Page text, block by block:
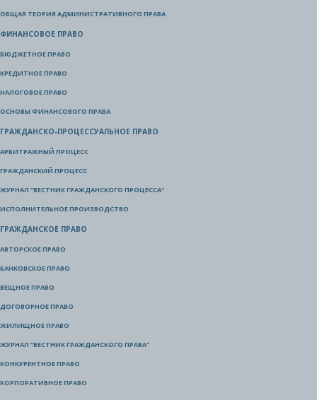
ОБЩАЯ ТЕОРИЯ АДМИНИСТРАТИВНОГО ПРАВА
ФИНАНСОВОЕ ПРАВО
БЮДЖЕТНОЕ ПРАВО
КРЕДИТНОЕ ПРАВО
НАЛОГОВОЕ ПРАВО
ОСНОВЫ ФИНАНСОВОГО ПРАВА
ГРАЖДАНСКО-ПРОЦЕССУАЛЬНОЕ ПРАВО
АРБИТРАЖНЫЙ ПРОЦЕСС
ГРАЖДАНСКИЙ ПРОЦЕСС
ЖУРНАЛ "ВЕСТНИК ГРАЖДАНСКОГО ПРОЦЕССА"
ИСПОЛНИТЕЛЬНОЕ ПРОИЗВОДСТВО
ГРАЖДАНСКОЕ ПРАВО
АВТОРСКОЕ ПРАВО
БАНКОВСКОЕ ПРАВО
ВЕЩНОЕ ПРАВО
ДОГОВОРНОЕ ПРАВО
ЖИЛИЩНОЕ ПРАВО
ЖУРНАЛ "ВЕСТНИК ГРАЖДАНСКОГО ПРАВА"
КОНКУРЕНТНОЕ ПРАВО
КОРПОРАТИВНОЕ ПРАВО